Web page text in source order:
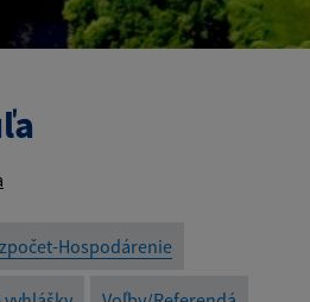
Hospodárenie